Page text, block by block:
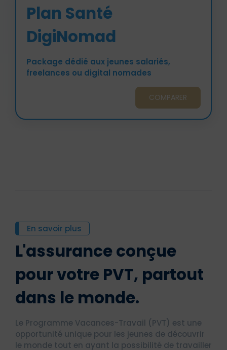
Plan Santé
DigiNomad
Package dédié aux jeunes salariés,
freelances ou digital nomades
COMPARER
En savoir plus
L'assurance conçue
pour votre PVT, partout
dans le monde.
Le Programme Vacances-Travail (PVT) est une
opportunité unique pour les jeunes de découvrir
le monde tout en ayant la possibilité de travailler